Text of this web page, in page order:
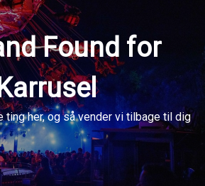
Found for
ting her, og så vender vi tilbage til dig